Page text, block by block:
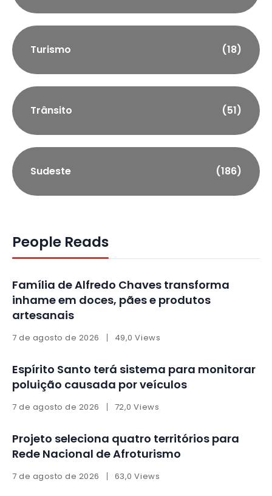
Turismo (18)
Trânsito (51)
Sudeste (186)
People Reads
Família de Alfredo Chaves transforma
inhame em doces, pães e produtos
artesanais
7 de agosto de 2026 49,0 Views
Espírito Santo terá sistema para monitorar
poluição causada por veículos
7 de agosto de 2026 72,0 Views
Projeto seleciona quatro territórios para
Rede Nacional de Afroturismo
7 de agosto de 2026 63,0 Views